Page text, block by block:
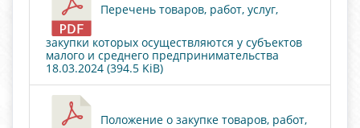
Перечень товаров, работ, услуг,
закупки которых осуществляются у субъектов
малого и среднего предпринимательства
18.03.2024 (394.5 KiB)
Положение о закупке товаров, работ,